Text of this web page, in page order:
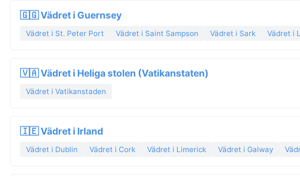
🇬🇬 Vädret i Guernsey
Vädret i St. Peter Port Vädret i Saint Sampson Vädret i Sark Vädret i
🇻🇦 Vädret i Heliga stolen (Vatikanstaten)
Vädret i Vatikanstaden
🇮🇪 Vädret i Irland
Vädret i Dublin Vädret i Cork Vädret i Limerick Vädret i Galway